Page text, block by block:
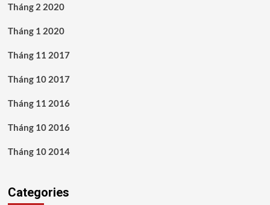
Tháng 2 2020
Tháng 1 2020
Tháng 11 2017
Tháng 10 2017
Tháng 11 2016
Tháng 10 2016
Tháng 10 2014
Categories